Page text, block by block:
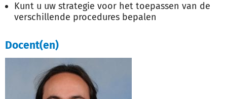
Kunt u uw strategie voor het toepassen van de
verschillende procedures bepalen
Docent(en)